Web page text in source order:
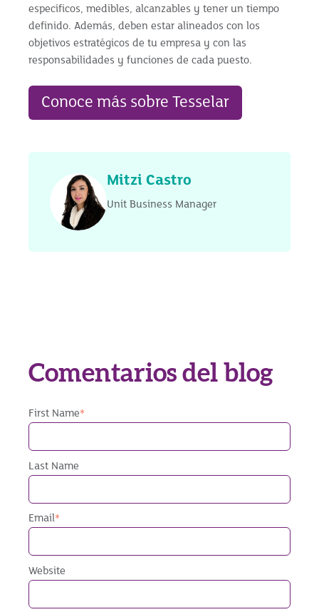
específicos, medibles, alcanzables y tener un tiempo
definido. Además, deben estar alineados con los
objetivos estratégicos de tu empresa y con las
responsabilidades y funciones de cada puesto.
Conoce más sobre Tesselar
Mitzi Castro
Unit Business Manager
Comentarios del blog
First Name*
Last Name
Email*
Website